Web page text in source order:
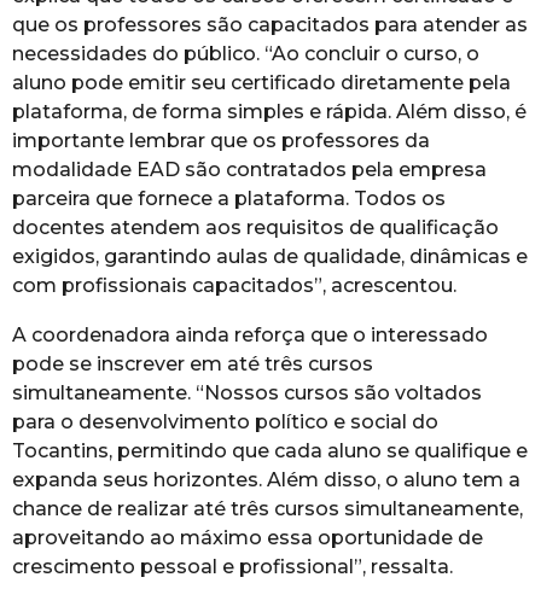
que os professores são capacitados para atender as
necessidades do público. “Ao concluir o curso, o
aluno pode emitir seu certificado diretamente pela
plataforma, de forma simples e rápida. Além disso, é
importante lembrar que os professores da
modalidade EAD são contratados pela empresa
parceira que fornece a plataforma. Todos os
docentes atendem aos requisitos de qualificação
exigidos, garantindo aulas de qualidade, dinâmicas e
com profissionais capacitados”, acrescentou.
A coordenadora ainda reforça que o interessado
pode se inscrever em até três cursos
simultaneamente. “Nossos cursos são voltados
para o desenvolvimento político e social do
Tocantins, permitindo que cada aluno se qualifique e
expanda seus horizontes. Além disso, o aluno tem a
chance de realizar até três cursos simultaneamente,
aproveitando ao máximo essa oportunidade de
crescimento pessoal e profissional”, ressalta.